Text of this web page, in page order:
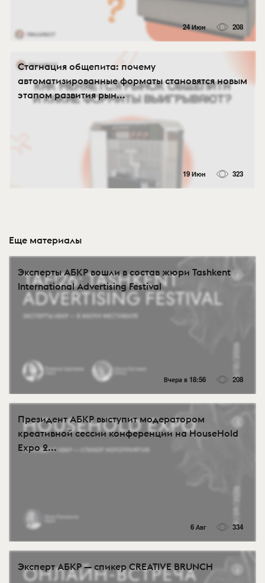
24 Июн 208
Стагнация общепита: почему
автоматизированные форматы становятся новым
этапом развития рын...
19 Июн 323
Еще материалы
Эксперты АБКР вошли в состав жюри Tashkent
International Advertising Festival
Вчера в 18:56 208
Президент АБКР выступит модератором
креативной сессии конференции на HouseHold
Expo 2...
6 Авг 334
Эксперт АБКР — спикер CREATIVE BRUNCH